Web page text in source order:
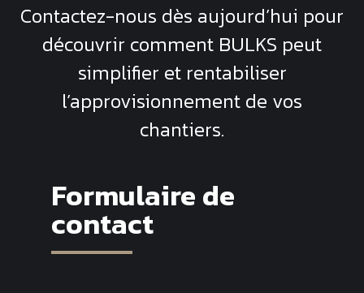
Contactez-nous dès aujourd’hui pour
découvrir comment BULKS peut
simplifier et rentabiliser
l’approvisionnement de vos
chantiers.
Formulaire de
contact